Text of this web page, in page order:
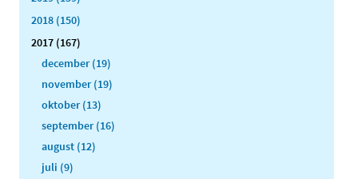
2018 (150)
2017 (167)
december (19)
november (19)
oktober (13)
september (16)
august (12)
juli (9)